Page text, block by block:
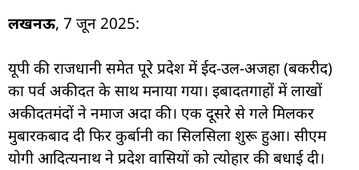
लखनऊ, 7 जून 2025:
यूपी की राजधानी समेत पूरे प्रदेश में ईद-उल-अजहा (बकरीद)
का पर्व अकीदत के साथ मनाया गया। इबादतगाहों में लाखों
अकीदतमंदों ने नमाज अदा की। एक दूसरे से गले मिलकर
मुबारकबाद दी फिर कुर्बानी का सिलसिला शुरू हुआ। सीएम
योगी आदित्यनाथ ने प्रदेश वासियों को त्योहार की बधाई दी।